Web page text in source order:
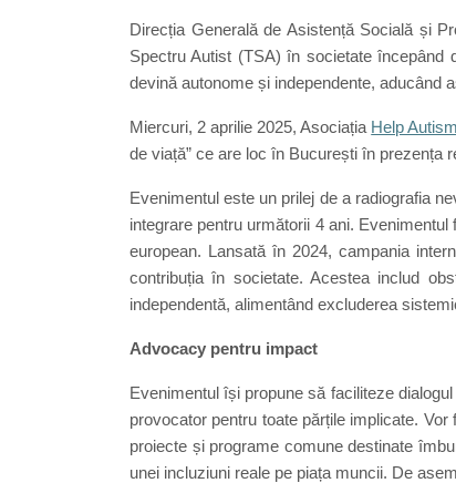
Direcția Generală de Asistență Socială și
Spectru Autist (TSA) în societate
devină autonome și independente, aducând
Miercuri, 2 aprilie 2025, Asociația Help Autism
de viață” ce are loc în București în prezența
Evenimentul este un prilej de a radiografia
integrare pentru următorii 4 ani.
european. Lansată în 2024, campania
contribuția în societate. Acestea includ
independentă, alimentând excluderea
Advocacy pentru impact
Evenimentul își propune să faciliteze
provocator pentru toate părțile implicate.
proiecte și programe comune destinate
unei incluziuni reale pe piața muncii. De